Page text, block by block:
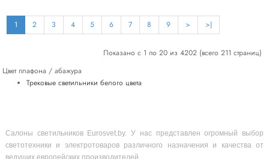
1 2 3 4 5 6 7 8 9 > >|
Показано с 1 по 20 из 4202 (всего 211 страниц)
Цвет плафона / абажура
Трековые светильники белого цвета
Салоны светильников Eurosvet.by. У нас представлен огромный выбор
светотехники и электротоваров различного назначения и качества от
ведущих европейских производителей.